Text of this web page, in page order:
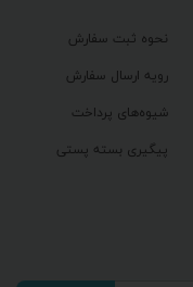
نحوه ثبت سفارش
رویه ارسال سفارش
شیوه‌های پرداخت
پیگیری بسته پستی